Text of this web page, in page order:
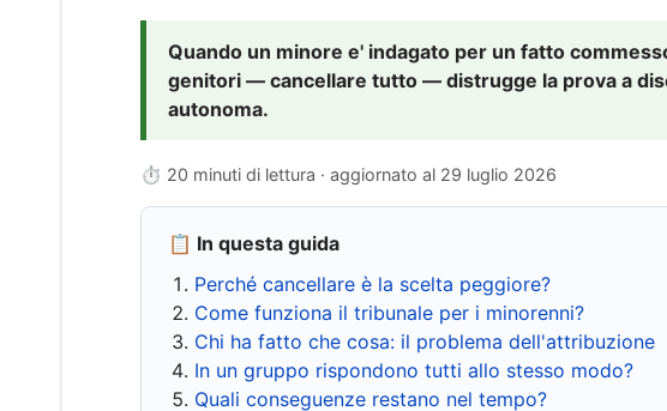
Quando un minore e' indagato per un fatto
genitori — cancellare tutto — distrugge la prova a
autonoma.
⏱ 20 minuti di lettura · aggiornato al 29 luglio 2026
📋 In questa guida
Perché cancellare è la scelta peggiore?
Come funziona il tribunale per i minorenni?
Chi ha fatto che cosa: il problema dell'attribuzione
In un gruppo rispondono tutti allo stesso modo?
Quali conseguenze restano nel tempo?